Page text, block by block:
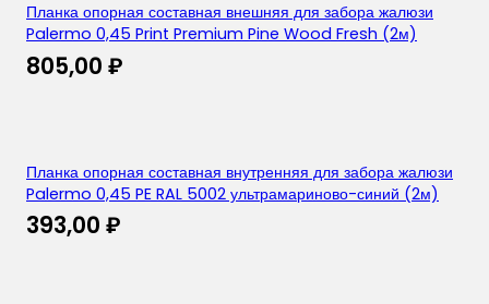
Планка опорная составная внешняя для забора жалюзи
Palermo 0,45 Print Premium Pine Wood Fresh (2м)
805,00 ₽
Планка опорная составная внутренняя для забора жалюзи
Palermo 0,45 PE RAL 5002 ультрамариново-синий (2м)
393,00 ₽